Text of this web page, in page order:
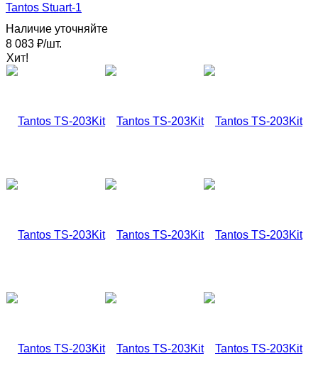
Tantos Stuart-1
Наличие уточняйте
8 083 ₽/шт.
Хит!